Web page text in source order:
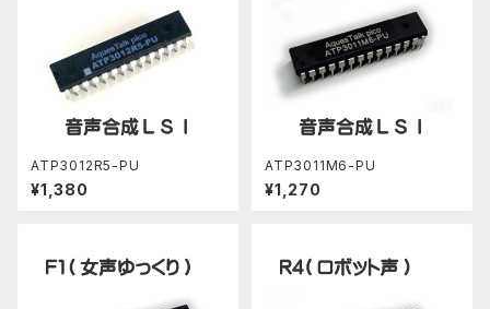
ATP3012R5-PU
¥1,380
ATP3011M6-PU
¥1,270